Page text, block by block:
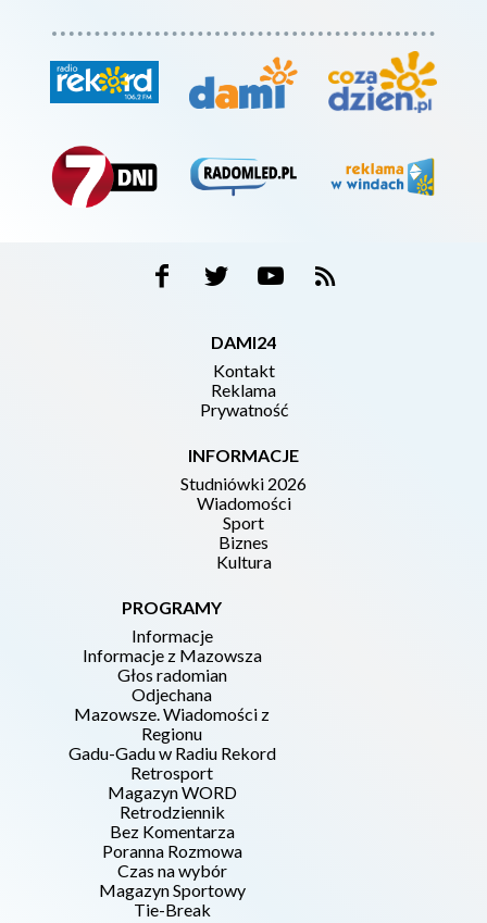
DAMI24
Kontakt
Reklama
Prywatność
INFORMACJE
Studniówki 2026
Wiadomości
Sport
Biznes
Kultura
PROGRAMY
Informacje
Informacje z Mazowsza
Głos radomian
Odjechana
Mazowsze. Wiadomości z
Regionu
Gadu-Gadu w Radiu Rekord
Retrosport
Magazyn WORD
Retrodziennik
Bez Komentarza
Poranna Rozmowa
Czas na wybór
Magazyn Sportowy
Tie-Break